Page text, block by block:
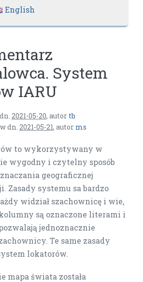
English
System
IARU
2021-05-20, autor tb
dn. 2021-05-21, autor ms
to wykorzystywany w
wygodny i czytelny sposób
geograficznej
Zasady systemu sa bardzo
widział szachownicę i wie,
są oznaczone literami i
jednoznacznie
Te same zasady
lokatorów.
mapa świata została